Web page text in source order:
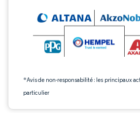
*Avis de non-responsabilité : les principaux
particulier